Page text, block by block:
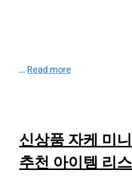
…Read more
신상품 자케 미
추천 아이템 리